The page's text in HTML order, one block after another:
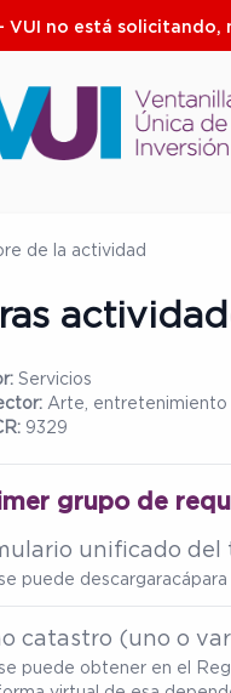
- VUI no está
de la actividad
Servicios
Arte, entretenimiento
9329
grupo de
unificado del
puede descargaracá
catastro (uno o
puede obtener en el